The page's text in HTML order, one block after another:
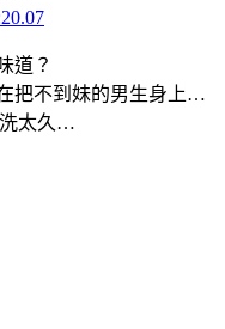
道？
把不到妹的男生身上…
太久…